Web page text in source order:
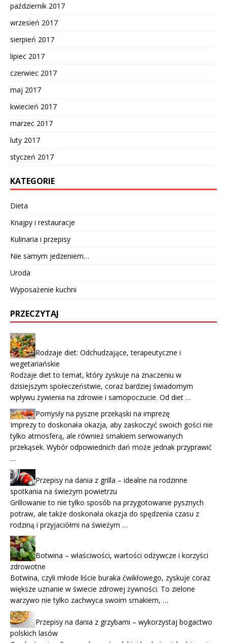
październik 2017
wrzesień 2017
sierpień 2017
lipiec 2017
czerwiec 2017
maj 2017
kwiecień 2017
marzec 2017
luty 2017
styczeń 2017
KATEGORIE
Dieta
Knajpy i restauracje
Kulinaria i przepisy
Nie samym jedzeniem…
Uroda
Wyposażenie kuchni
PRZECZYTAJ
Rodzaje diet: Odchudzające, terapeutyczne i
wegetariańskie
Rodzaje diet to temat, który zyskuje na znaczeniu w
dzisiejszym społeczeństwie, coraz bardziej świadomym
wpływu żywienia na zdrowie i samopoczucie. Od diet …
Pomysły na pyszne przekąski na imprezę
Imprezy to doskonała okazja, aby zaskoczyć swoich gości nie
tylko atmosferą, ale również smakiem serwowanych
przekąsek. Wybór odpowiednich dań może jednak przyprawić
…
Przepisy na dania z grilla – idealne na rodzinne
spotkania na świeżym powietrzu
Grillowanie to nie tylko sposób na przygotowanie pysznych
potraw, ale także doskonała okazja do spędzenia czasu z
rodziną i przyjaciółmi na świeżym …
Botwina – właściwości, wartości odżywcze i korzyści
zdrowotne
Botwina, czyli młode liście buraka ćwikłowego, zyskuje coraz
większe uznanie w świecie zdrowej żywności. To zielone
warzywo nie tylko zachwyca swoim smakiem, …
Przepisy na dania z grzybami – wykorzystaj bogactwo
polskich lasów